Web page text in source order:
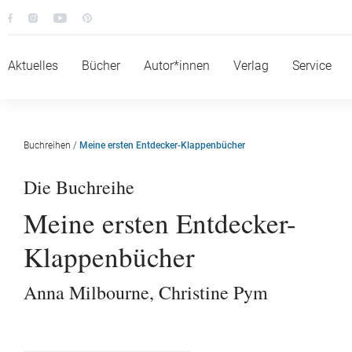
Aktuelles Bücher Autor*innen Verlag Service
Buchreihen / Meine ersten Entdecker-Klappenbücher
Die Buchreihe
Meine ersten Entdecker-
Klappenbücher
Anna Milbourne, Christine Pym